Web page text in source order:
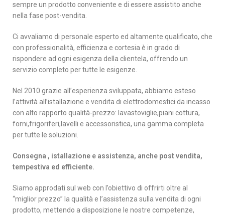
sempre un prodotto conveniente e di essere assistito anche
nella fase post-vendita.
Ci avvaliamo di personale esperto ed altamente qualificato, che
con professionalità, efficienza e cortesia è in grado di
rispondere ad ogni esigenza della clientela, offrendo un
servizio completo per tutte le esigenze.
Nel 2010 grazie all’esperienza sviluppata, abbiamo esteso
l’attività all’istallazione e vendita di elettrodomestici da incasso
con alto rapporto qualità-prezzo: lavastoviglie,piani cottura,
forni,frigoriferi,lavelli e accessoristica, una gamma completa
per tutte le soluzioni.
Consegna , istallazione e assistenza, anche post vendita,
tempestiva ed efficiente.
Siamo approdati sul web con l’obiettivo di offrirti oltre al
“miglior prezzo” la qualità e l’assistenza sulla vendita di ogni
prodotto, mettendo a disposizione le nostre competenze,